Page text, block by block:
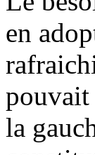
en
pouvait
la